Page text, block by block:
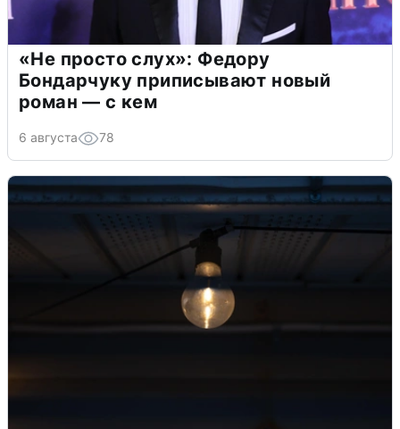
«Не просто слух»: Федору
Бондарчуку приписывают новый
роман — с кем
6 августа 78